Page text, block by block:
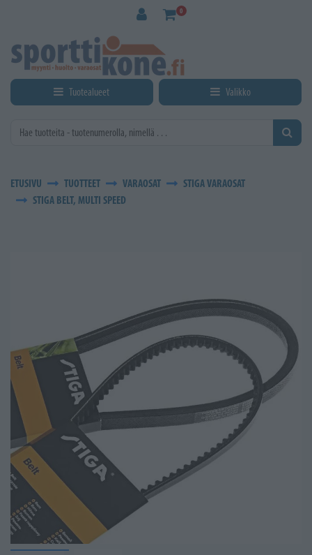
0
Tuotealueet Valikko
ETUSIVU TUOTTEET VARAOSAT
STIGA VARAOSAT
STIGA BELT, MULTI SPEED